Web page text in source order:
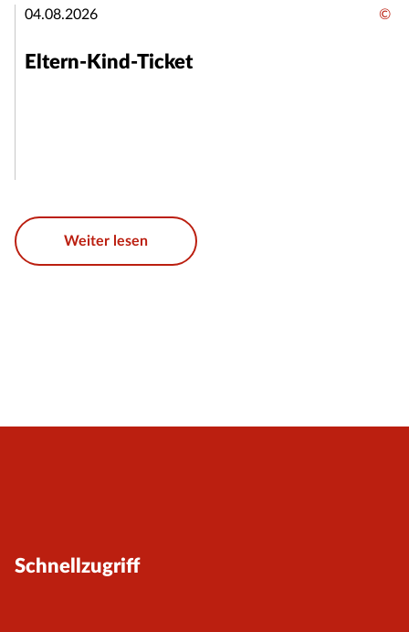
04.08.2026 ©
Eltern-Kind-Ticket
Weiter lesen
Schnellzugriff